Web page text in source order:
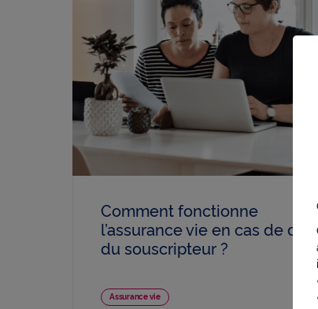
Comment fonctionne
l’assurance vie en cas de
du souscripteur ?
Assurance vie